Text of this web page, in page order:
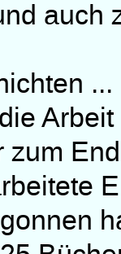
auch
zum